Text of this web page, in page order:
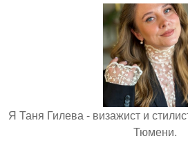
Я Таня Гилева - визажист и
Тюмени.